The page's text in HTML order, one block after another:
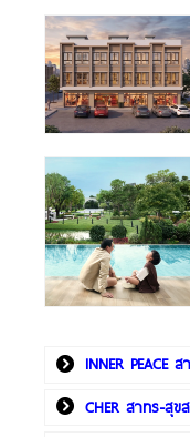
INNER PEACE
CHER สาทร-สุข